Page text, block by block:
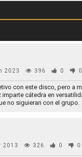
2023 396 0 0
con este disco, pero a
cátedra en
no siguieran con el grupo.
2013 326 0 0